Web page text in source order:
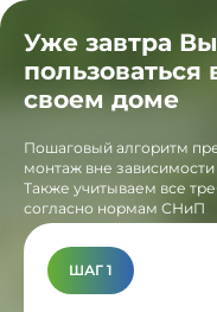
Уже завтра
своем доме
Пошаговый алгоритм
монтаж вне
Также учитываем все
согласно нормам СНиП
ШАГ 1